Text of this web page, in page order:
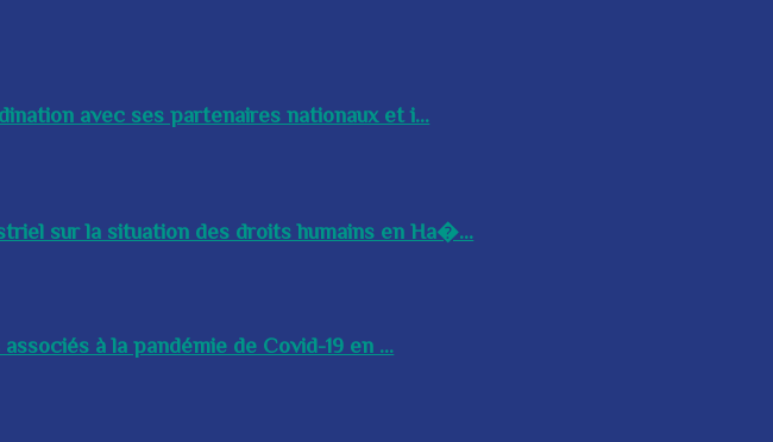
avec ses partenaires nationaux et i...
sur la situation des droits humains en Ha�...
à la pandémie de Covid-19 en ...